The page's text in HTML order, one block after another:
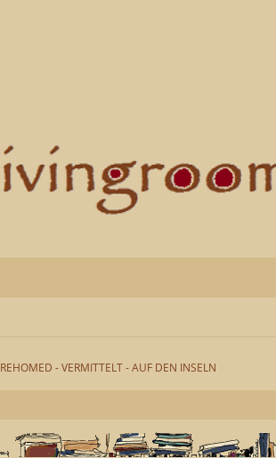
REHOMED - VERMITTELT - AUF DEN INSELN